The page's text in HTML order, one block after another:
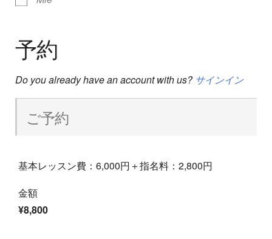
予約
Do you already have an account with us? サインイン
ご予約
基本レッスン費：6,000円＋指名料：2,800円
金額
¥8,800